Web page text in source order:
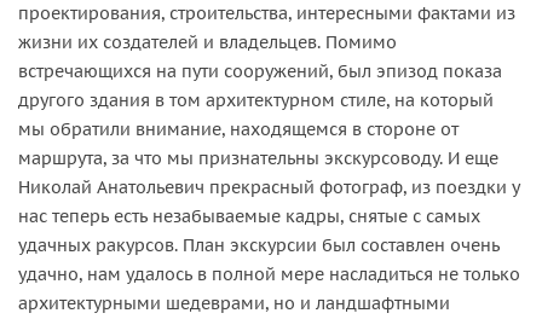
проектирования, строительства, интересными фактами из
жизни их создателей и владельцев. Помимо
встречающихся на пути сооружений, был эпизод показа
другого здания в том архитектурном стиле, на который
мы обратили внимание, находящемся в стороне от
маршрута, за что мы признательны экскурсоводу. И еще
Николай Анатольевич прекрасный фотограф, из поездки у
нас теперь есть незабываемые кадры, снятые с самых
удачных ракурсов. План экскурсии был составлен очень
удачно, нам удалось в полной мере насладиться не только
архитектурными шедеврами, но и ландшафтными